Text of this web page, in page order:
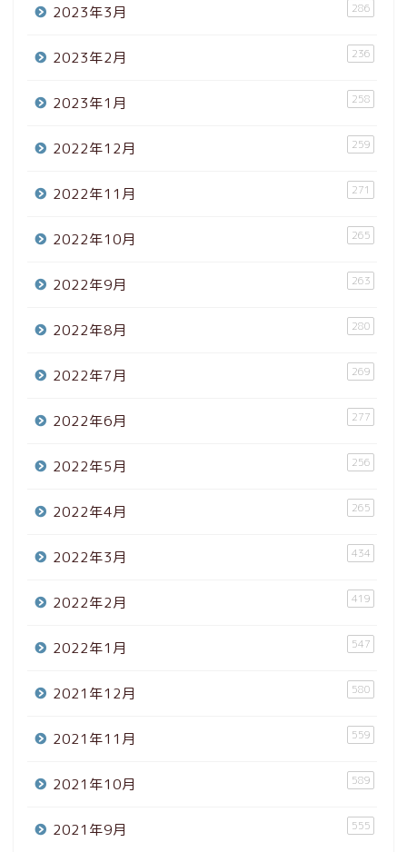
2023年3月 286
2023年2月 236
2023年1月 258
2022年12月 259
2022年11月 271
2022年10月 265
2022年9月 263
2022年8月 280
2022年7月 269
2022年6月 277
2022年5月 256
2022年4月 265
2022年3月 434
2022年2月 419
2022年1月 547
2021年12月 580
2021年11月 559
2021年10月 589
2021年9月 555